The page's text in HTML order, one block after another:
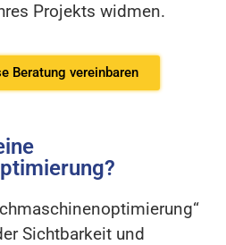
Projekts widmen.
Beratung vereinbaren
Sichtbarkeit und